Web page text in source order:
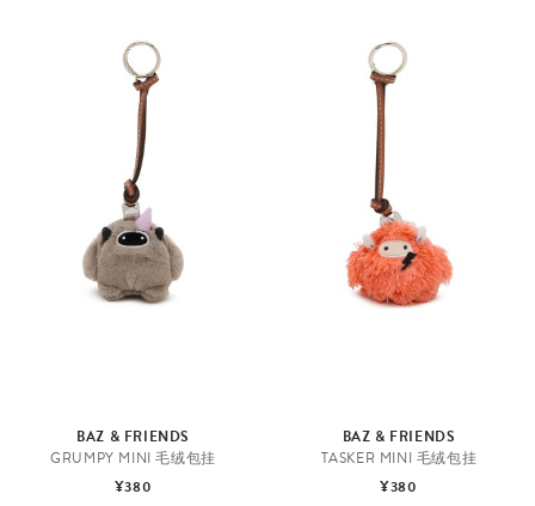
BAZ & FRIENDS
GRUMPY MINI 毛绒包挂
¥380
BAZ & FRIENDS
TASKER MINI 毛绒包挂
¥380